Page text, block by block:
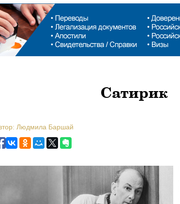
Сатирик
Людмила Баршай